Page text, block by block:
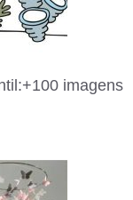
imagens